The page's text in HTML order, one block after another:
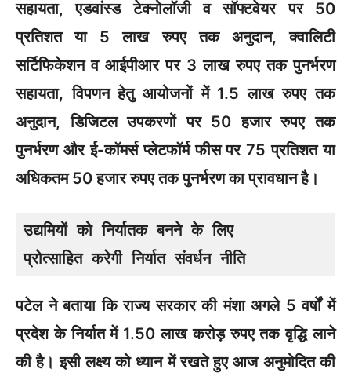
सहायता, एडवांस्ड टेक्नोलॉजी व सॉफ्टवेयर पर 50
प्रतिशत या 5 लाख रुपए तक अनुदान, क्वालिटी
सर्टिफिकेशन व आईपीआर पर 3 लाख रुपए तक पुनर्भरण
सहायता, विपणन हेतु आयोजनों में 1.5 लाख रुपए तक
अनुदान, डिजिटल उपकरणों पर 50 हजार रुपए तक
पुनर्भरण और ई-कॉमर्स प्लेटफॉर्म फीस पर 75 प्रतिशत या
अधिकतम 50 हजार रुपए तक पुनर्भरण का प्रावधान है।
उद्यमियों को निर्यातक बनने के लिए
प्रोत्साहित करेगी निर्यात संवर्धन नीति
पटेल ने बताया कि राज्य सरकार की मंशा अगले 5 वर्षों में
प्रदेश के निर्यात में 1.50 लाख करोड़ रुपए तक वृद्धि लाने
की है। इसी लक्ष्य को ध्यान में रखते हुए आज अनुमोदित की